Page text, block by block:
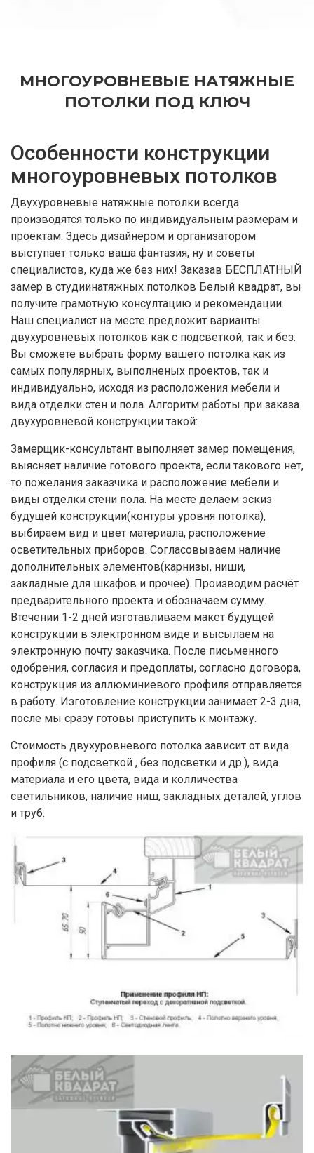
МНОГОУРОВНЕВЫЕ НАТЯЖНЫЕ
ПОТОЛКИ ПОД КЛЮЧ
Особенности конструкции
многоуровневых потолков
Двухуровневые натяжные потолки всегда
производятся только по индивидуальным размерам и
проектам. Здесь дизайнером и организатором
выступает только ваша фантазия, ну и советы
специалистов, куда же без них! Заказав БЕСПЛАТНЫЙ
замер в студиинатяжных потолков Белый квадрат, вы
получите грамотную консултацию и рекомендации.
Наш специалист на месте предложит варианты
двухуровневых потолков как с подсветкой, так и без.
Вы сможете выбрать форму вашего потолка как из
самых популярных, выполненых проектов, так и
индивидуально, исходя из расположения мебели и
вида отделки стен и пола. Алгоритм работы при заказа
двухуровневой конструкции такой:
Замерщик-консультант выполняет замер помещения,
выясняет наличие готового проекта, если такового нет,
то пожелания заказчика и расположение мебели и
виды отделки стени пола. На месте делаем эскиз
будущей конструкции(контуры уровня потолка),
выбираем вид и цвет материала, расположение
осветительных приборов. Согласовываем наличие
дополнительных элементов(карнизы, ниши,
закладные для шкафов и прочее). Производим расчёт
предварительного проекта и обозначаем сумму.
Втечении 1-2 дней изготавливаем макет будущей
конструкции в электронном виде и высылаем на
электронную почту заказчика. После письменного
одобрения, согласия и предоплаты, согласно договора,
конструкция из аллюминиевого профиля отправляется
в работу. Изготовление конструкции занимает 2-3 дня,
после мы сразу готовы приступить к монтажу.
Стоимость двухуровневого потолка зависит от вида
профиля (с подсветкой , без подсветки и др.), вида
материала и его цвета, вида и колличества
светильников, наличие ниш, закладных деталей, углов
и труб.